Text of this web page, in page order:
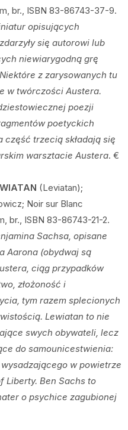
br., ISBN 83-86743-37-9.
opisujących
się autorowi lub
niewiarygodną grę
z zarysowanych tu
w twórczości Austera.
poezji
poetyckich
część trzecią składają się
warsztacie Austera. €
(Leviatan);
Noir sur Blanc
br., ISBN 83-86743-21-2.
Sachsa, opisane
Aarona (obydwaj są
ciąg przypadków
złożoność i
tym razem splecionych
Lewiatan to nie
swych obywateli, lecz
do samounicestwienia:
w powietrze
Liberty. Ben Sachs to
o psychice zagubionej